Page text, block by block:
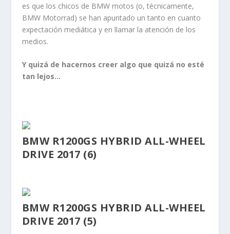
es que los chicos de BMW motos (o, técnicamente,
BMW Motorrad) se han apuntado un tanto en cuanto
expectación mediática y en llamar la atención de los
medios.
Y quizá de hacernos creer algo que quizá no esté
tan lejos…
BMW R1200GS HYBRID ALL-WHEEL
DRIVE 2017 (6)
BMW R1200GS HYBRID ALL-WHEEL
DRIVE 2017 (5)